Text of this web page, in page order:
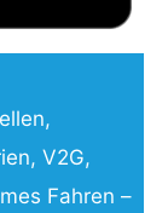
V2G,
Fahren –